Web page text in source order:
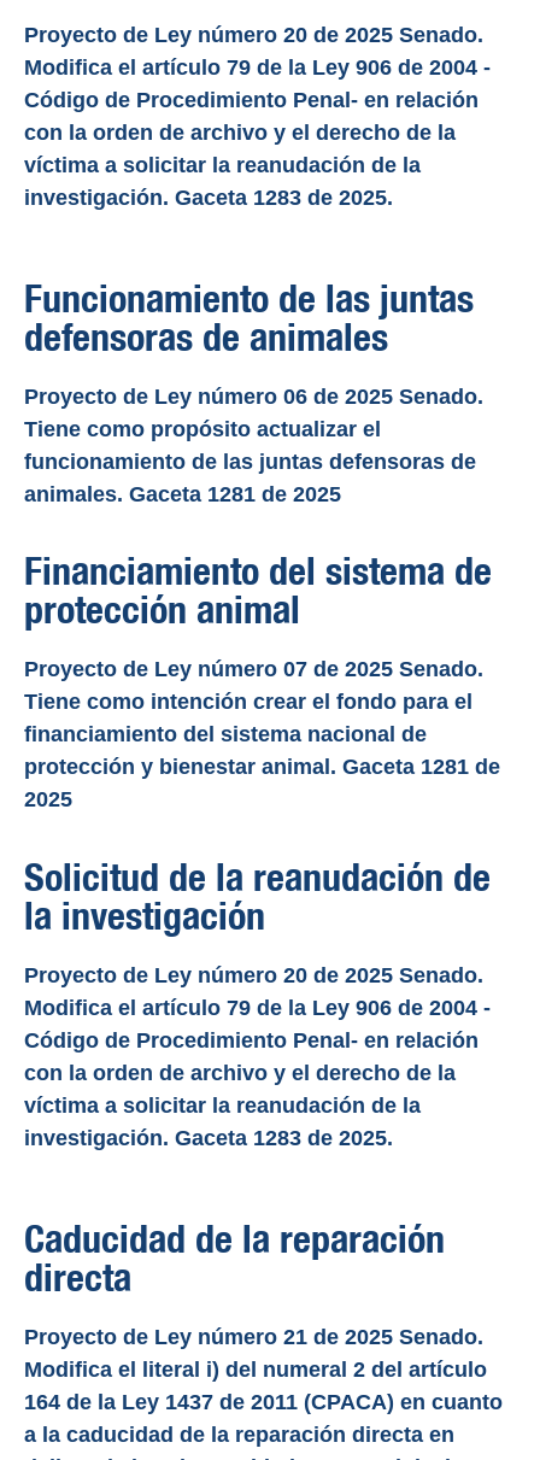
Proyecto de Ley número 20 de 2025 Senado.
Modifica el artículo 79 de la Ley 906 de 2004 -
Código de Procedimiento Penal- en relación
con la orden de archivo y el derecho de la
víctima a solicitar la reanudación de la
investigación. Gaceta 1283 de 2025.
Funcionamiento de las juntas
defensoras de animales
Proyecto de Ley número 06 de 2025 Senado.
Tiene como propósito actualizar el
funcionamiento de las juntas defensoras de
animales. Gaceta 1281 de 2025
Financiamiento del sistema de
protección animal
Proyecto de Ley número 07 de 2025 Senado.
Tiene como intención crear el fondo para el
financiamiento del sistema nacional de
protección y bienestar animal. Gaceta 1281 de
2025
Solicitud de la reanudación de
la investigación
Proyecto de Ley número 20 de 2025 Senado.
Modifica el artículo 79 de la Ley 906 de 2004 -
Código de Procedimiento Penal- en relación
con la orden de archivo y el derecho de la
víctima a solicitar la reanudación de la
investigación. Gaceta 1283 de 2025.
Caducidad de la reparación
directa
Proyecto de Ley número 21 de 2025 Senado.
Modifica el literal i) del numeral 2 del artículo
164 de la Ley 1437 de 2011 (CPACA) en cuanto
a la caducidad de la reparación directa en